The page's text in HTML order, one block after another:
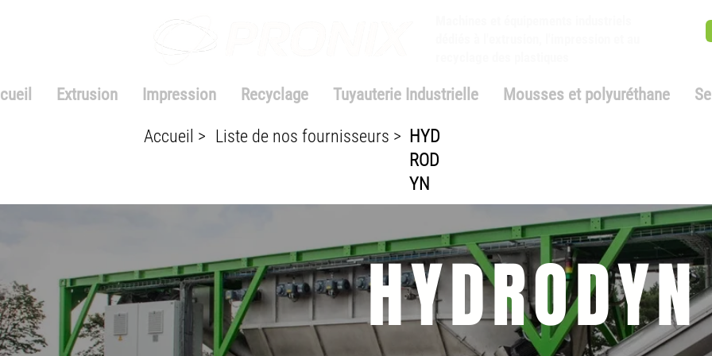
Extrusion Impression Recyclage Tuyauterie Industrielle Mousses et polyuréthane
Accueil > Liste de nos fournisseurs > HYD
ROD
YN
HYDRODYN